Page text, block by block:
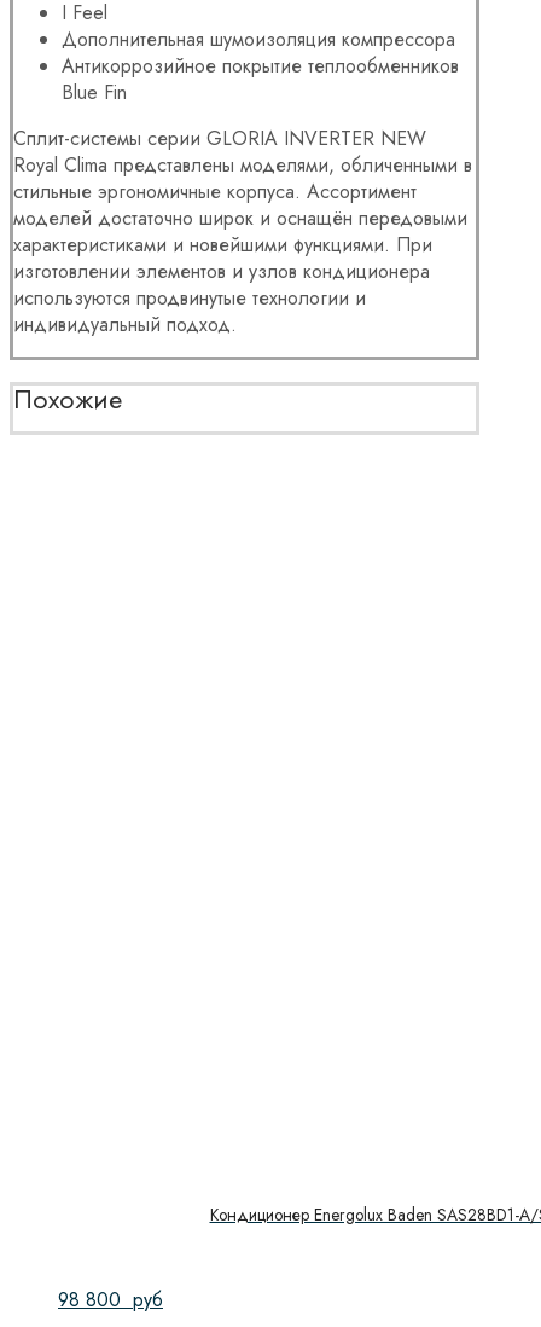
I Feel
Дополнительная шумоизоляция компрессора
Антикоррозийное покрытие теплообменников
Blue Fin
Сплит-системы серии GLORIA INVERTER NEW
Royal Clima представлены моделями, обличенными в
стильные эргономичные корпуса. Ассортимент
моделей достаточно широк и оснащён передовыми
характеристиками и новейшими функциями. При
изготовлении элементов и узлов кондиционера
используются продвинутые технологии и
индивидуальный подход.
Похожие
Кондиционер Energolux Baden SAS28BD1-A/
98 800 руб